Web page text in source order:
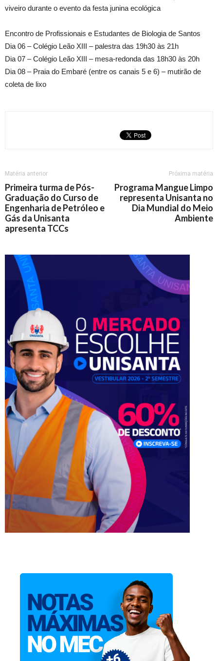
viveiro durante o evento da festa junina ecológica
Encontro de Profissionais e Estudantes de Biologia de Santos
Dia 06 – Colégio Leão XIII – palestra das 19h30 às 21h
Dia 07 – Colégio Leão XIII – mesa-redonda das 18h30 às 20h
Dia 08 – Praia do Embaré (entre os canais 5 e 6) – mutirão de
coleta de lixo
Matéria anterior
Primeira turma de Pós-
Graduação do Curso de
Engenharia de Petróleo e
Gás da Unisanta
apresenta TCCs
Próxima matéria
Programa Mangue Limpo
representa Unisanta no
Dia Mundial do Meio
Ambiente